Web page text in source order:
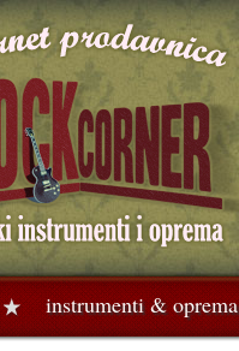
instrumenti & oprema